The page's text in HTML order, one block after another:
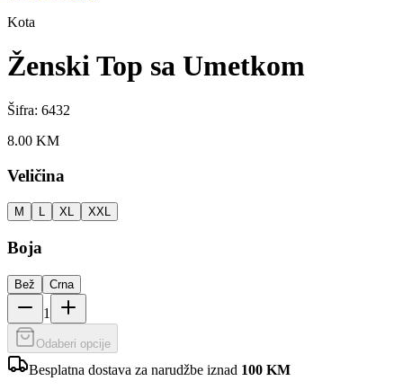
Kota
Ženski Top sa Umetkom
Šifra: 6432
8.00 KM
Veličina
M L XL XXL
Boja
Bež Crna
1
Odaberi opcije
Besplatna dostava za narudžbe iznad 100 KM